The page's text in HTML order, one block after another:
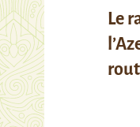
Le